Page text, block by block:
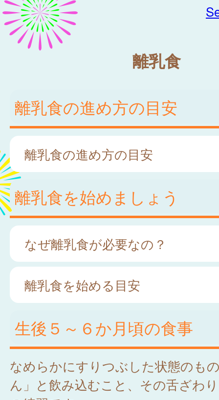
離乳食
離乳食の進め方の目安
離乳食の進め方の目安
離乳食を始めましょう
なぜ離乳食が必要なの？
離乳食を始める目安
生後５～６か月頃の食事
なめらかにすりつぶした状態のも
ん」と飲み込むこと、その舌ざわ